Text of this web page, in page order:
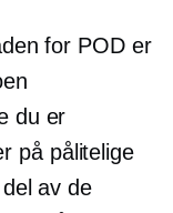
for POD er
du er
på pålitelige
av de